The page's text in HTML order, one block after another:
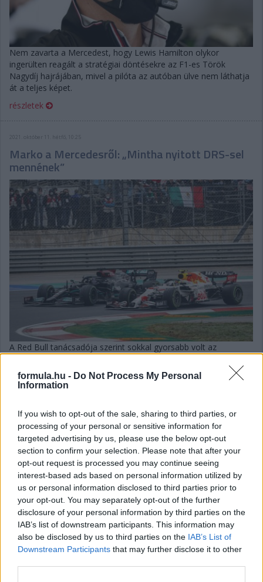
formula.hu - Do Not Process My Personal
Information
If you wish to opt-out of the sale, sharing to third parties, or
processing of your personal or sensitive information for
targeted advertising by us, please use the below opt-out
section to confirm your selection. Please note that after your
opt-out request is processed you may continue seeing
interest-based ads based on personal information utilized by
us or personal information disclosed to third parties prior to
your opt-out. You may separately opt-out of the further
disclosure of your personal information by third parties on the
IAB’s list of downstream participants. This information may
also be disclosed by us to third parties on the IAB’s List of
Downstream Participants that may further disclose it to other
Nem zavarta a Mercedest, hogy Lewis Hamilton olykor
ingerülten reagált a stratégiai döntésekre az F1-es Török
Nagydíj hajrájában, mivel a pilóta az autóban ülve nem láthatja
át a teljes képet.
részletek
2021. október 11. hétfő, 10:25
Marko a Mercedesről: „Mintha nyitott DRS-sel
mennének”
A Red Bull tanácsadója szerint sokkal gyorsabb volt az
kezdeniük kell valamit, ha továbbra is harcolni akarnak a vb-
címért.
2021. október 11. hétfő, 08:51
Mazepin elnézést kér Hamiltontól: „Mintha
vakon vezettem volna”